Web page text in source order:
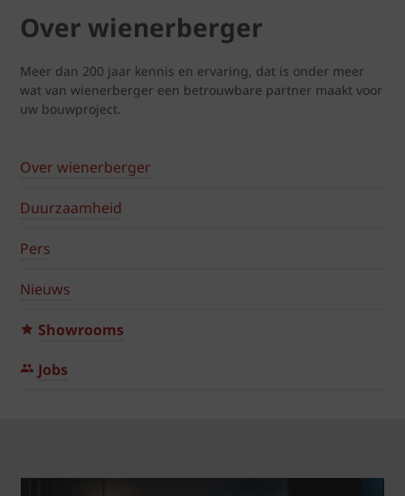
Over wienerberger
Meer dan 200 jaar kennis en ervaring, dat is onder meer
wat van wienerberger een betrouwbare partner maakt voor
uw bouwproject.
Over wienerberger
Duurzaamheid
Pers
Nieuws
Showrooms
Jobs